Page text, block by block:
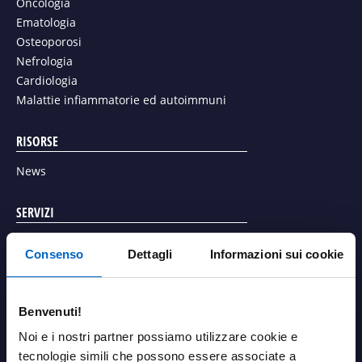
Consenso Dettagli Informazioni sui cookie
Benvenuti!
Noi e i nostri partner possiamo utilizzare cookie e
tecnologie simili che possono essere associate a
Ematologia
Osteoporosi
Nefrologia
Cardiologia
Malattie infiammatorie ed autoimmuni
RISORSE
News
SERVIZI
Richiedi un contatto con un referente Amgen
Richiedi una valutazione di stabilità della temperatura dei
AREA PERSONALE